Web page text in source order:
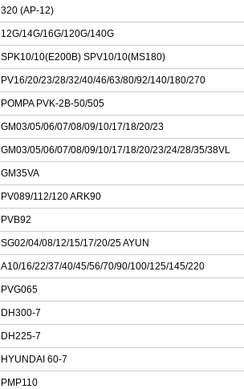
320 (AP-12)
12G/14G/16G/120G/140G
SPK10/10(E200B) SPV10/10(MS180)
PV16/20/23/28/32/40/46/63/80/92/140/180/270
POMPA PVK-2B-50/505
GM03/05/06/07/08/09/10/17/18/20/23
GM03/05/06/07/08/09/10/17/18/20/23/24/28/35/38VL
GM35VA
PV089/112/120 ARK90
PVB92
SG02/04/08/12/15/17/20/25 AYUN
A10/16/22/37/40/45/56/70/90/100/125/145/220
PVG065
DH300-7
DH225-7
HYUNDAI 60-7
PMP110